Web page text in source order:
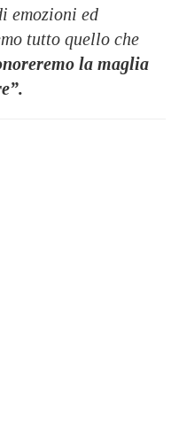
emozioni ed
tutto quello che
la maglia